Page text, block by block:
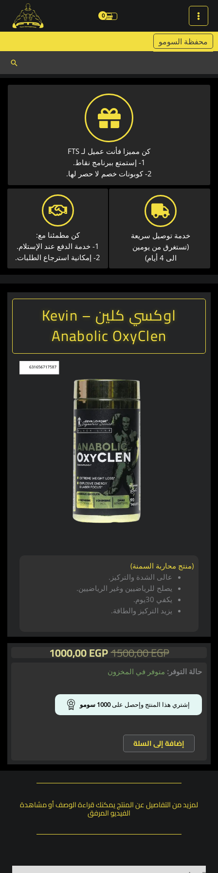
تخطي
المحتوى
محفظة السومو
كن مميزا فأنت عميل لـ FTS
1- إستمتع ببرنامج نقاط.
2- كوبونات خصم لا حصر لها.
خدمة توصيل سريعة​
(تستغرق من يومين
الى 4 أيام)
كن مطمئنا مع:
1- خدمة الدفع عند الإستلام.
2- إمكانية استرجاع الطلبات.
اوكسي كلين – Kevin
Anabolic OxyClen
(منتج محاربة السمنة)
عالى الشدة والتركيز.
يصلح للرياضيين وغير الرياضيين.
يكفي 30يوم.
يزيد التركيز والطاقة.
1500,00EGP السعر
الأصلي
هو:
1000,00EGP السعر
حالة التوفر: متوفر في المخزون
إشتري هذا المنتج وإحصل على1000 سومو
اوكسي
-
Kevin
OxyClen
إضافة إلى السلة
لمزيد من التفاصيل عن المنتج يمكنك قراءة الوصف أو مشاهدة
الفيديو المرفق